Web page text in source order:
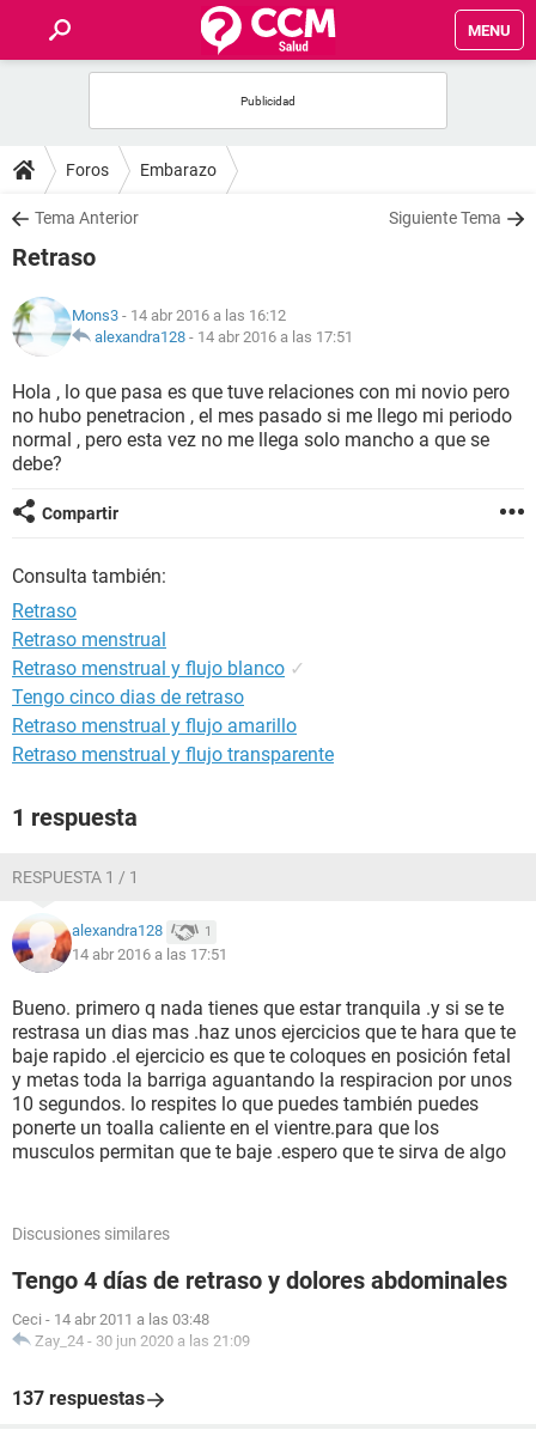
MENU
FOROS
SALUD
NUTRICIÓN
BIENESTAR
SEXUALIDAD
GLOSARIO
Foros Embarazo
Tema Anterior Siguiente Tema
Retraso
Mons3 - 14 abr 2016 a las 16:12
alexandra128 - 14 abr 2016 a las 17:51
Hola , lo que pasa es que tuve relaciones con mi novio pero
no hubo penetracion , el mes pasado si me llego mi periodo
normal , pero esta vez no me llega solo mancho a que se
debe?
Compartir
Consulta también:
Retraso
Retraso menstrual
Retraso menstrual y flujo blanco ✓
Tengo cinco dias de retraso
Retraso menstrual y flujo amarillo
Retraso menstrual y flujo transparente
1 respuesta
RESPUESTA 1 / 1
alexandra128 1
14 abr 2016 a las 17:51
Bueno. primero q nada tienes que estar tranquila .y si se te
restrasa un dias mas .haz unos ejercicios que te hara que te
baje rapido .el ejercicio es que te coloques en posición fetal
y metas toda la barriga aguantando la respiracion por unos
10 segundos. lo respites lo que puedes también puedes
ponerte un toalla caliente en el vientre.para que los
musculos permitan que te baje .espero que te sirva de algo
Discusiones similares
Tengo 4 días de retraso y dolores abdominales
Ceci - 14 abr 2011 a las 03:48
Zay_24 - 30 jun 2020 a las 21:09
137 respuestas